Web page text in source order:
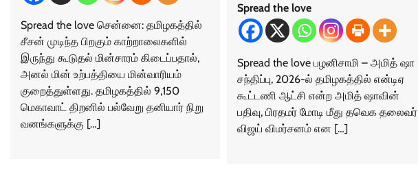
Spread the love சென்னை: தமிழகத்​தில்
சீசன் முடிந்த பிறகும் காற்​றாலைகளில்
இருந்து கூடுதல் மின்​சாரம் கிடைப்​ப​தால்,
அனல் மின் உற்பத்​தியை மின்​வாரியம்
குறைத்​துள்ளது. தமிழகத்​தில் 9,150
மெகாவாட் திறனில் பல்வேறு தனியார் நிறு​
வனங்​களுக்கு […]
Spread the love
Spread the love பழனிசாமி – அமித் ஷா
சந்திப்பு, 2026-ல் தமிழகத்தில் என்டிஏ
கூட்டணி ஆட்சி என்ற அமித் ஷாவின்
பதிவு, பிரதமர் மோடி மீது தவெக தலைவர்
விஜய் விமர்சனம் என […]